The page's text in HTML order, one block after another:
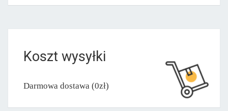
Koszt wysyłki
Darmowa dostawa (0zł)